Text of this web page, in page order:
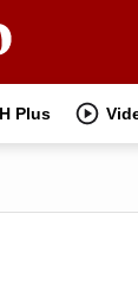
Plus